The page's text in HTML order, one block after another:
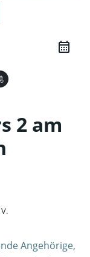
2 am
Angehörige,